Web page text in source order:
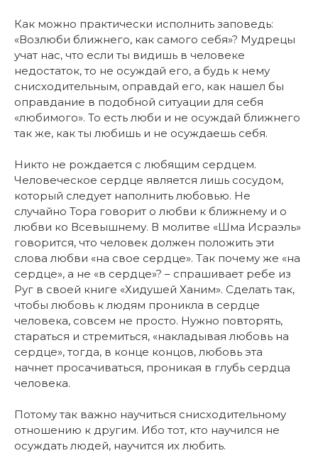
Как можно практически исполнить заповедь:
«Возлюби ближнего, как самого себя»? Мудрецы
учат нас, что если ты видишь в человеке
недостаток, то не осуждай его, а будь к нему
снисходительным, оправдай его, как нашел бы
оправдание в подобной ситуации для себя
«любимого». То есть люби и не осуждай ближнего
так же, как ты любишь и не осуждаешь себя.
Никто не рождается с любящим сердцем.
Человеческое сердце является лишь сосудом,
который следует наполнить любовью. Не
случайно Тора говорит о любви к ближнему и о
любви ко Всевышнему. В молитве «Шма Исраэль»
говорится, что человек должен положить эти
слова любви «на свое сердце». Так почему же «на
сердце», а не «в сердце»? – спрашивает ребе из
Руг в своей книге «Хидушей Ханим». Сделать так,
чтобы любовь к людям проникла в сердце
человека, совсем не просто. Нужно повторять,
стараться и стремиться, «накладывая любовь на
сердце», тогда, в конце концов, любовь эта
начнет просачиваться, проникая в глубь сердца
человека.
Потому так важно научиться снисходительному
отношению к другим. Ибо тот, кто научился не
осуждать людей, научится их любить.